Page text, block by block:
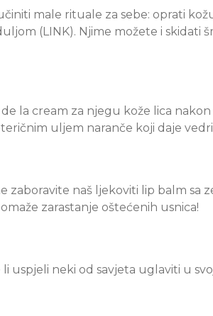
male rituale za sebe: oprati
(LINK). Njime možete i skidati
la cream za njegu kože lica nakon
uljem naranče koji daje
zaboravite naš ljekoviti lip balm sa
zarastanje oštećenih usnica!
li uspjeli neki od savjeta uglaviti u